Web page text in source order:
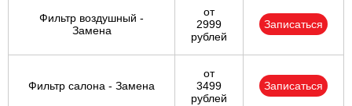
Фильтр воздушный -
Замена
от
2999
рублей
Записаться
Фильтр салона - Замена
от
3499
рублей
Записаться